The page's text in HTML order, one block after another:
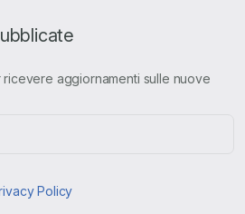
aggiornamenti sulle nuove
Policy